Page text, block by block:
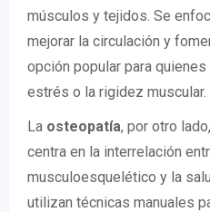
músculos y tejidos. Se
mejorar la circulación y
opción popular para
estrés o la rigidez muscular.
La osteopatía, por otro
centra en la interrelación
musculoesquelético y la
utilizan técnicas manuales